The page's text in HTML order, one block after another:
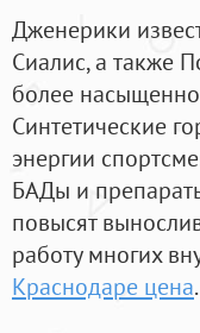
Дженерики
Сиалис, а также
более
Синтетические
энергии
БАДы и
повысят
работу многих
Краснодаре цена.